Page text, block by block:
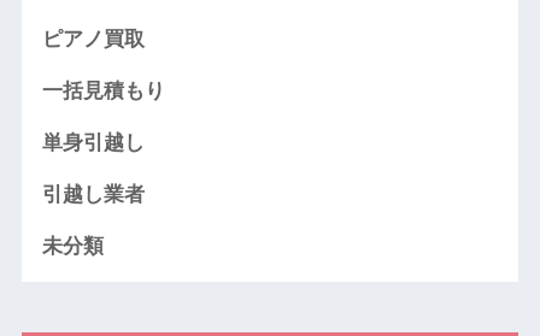
ピアノ買取
一括見積もり
単身引越し
引越し業者
未分類